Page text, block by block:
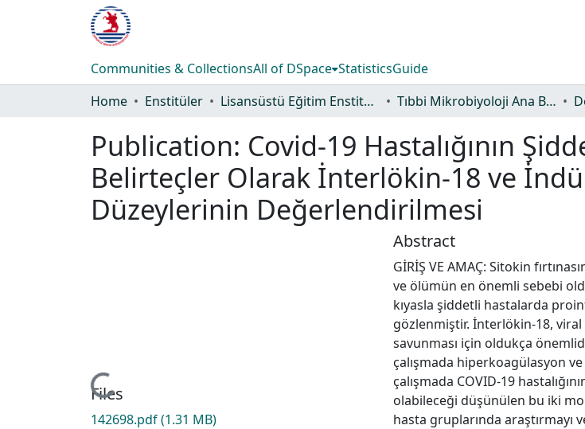
Communities & CollectionsAll of DSpace StatisticsGuide
Home
Enstitüler Lisansüstü Eğitim Enstitüsü Tıbbi Mikrobiyoloji Ana Bilim Dalı
Publication: Covid-19 Hastalığının
Belirteçler Olarak İnterlökin-18 ve
Düzeylerinin Değerlendirilmesi
Loading...
Files
142698.pdf(1.31 MB)
Abstract
GİRİŞ VE AMAÇ: Sitokin
ve ölümün en önemli sebebi
kıyasla şiddetli hastalarda
gözlenmiştir. İnterlökin-18,
savunması için oldukça
çalışmada hiperkoagülasyon
çalışmada COVID-19
olabileceği düşünülen bu iki
hasta gruplarında